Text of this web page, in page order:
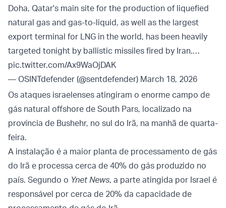
Doha, Qatar's main site for the production of liquefied
natural gas and gas-to-liquid, as well as the largest
export terminal for LNG in the world, has been heavily
targeted tonight by ballistic missiles fired by Iran.…
pic.twitter.com/Ax9WaOjDAK
— OSINTdefender (@sentdefender) March 18, 2026
Os ataques israelenses atingiram o enorme campo de
gás natural offshore de South Pars, localizado na
província de Bushehr, no sul do Irã, na manhã de quarta-
feira.
A instalação é a maior planta de processamento de gás
do Irã e processa cerca de 40% do gás produzido no
país. Segundo o Ynet News, a parte atingida por Israel é
responsável por cerca de 20% da capacidade de